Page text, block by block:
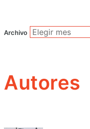
Archivo
Autores